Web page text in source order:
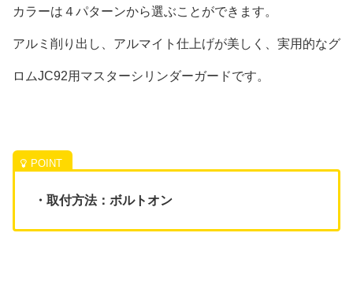
カラーは４パターンから選ぶことができます。
アルミ削り出し、アルマイト仕上げが美しく、実用的なグ
ロムJC92用マスターシリンダーガードです。
・取付方法：ボルトオン